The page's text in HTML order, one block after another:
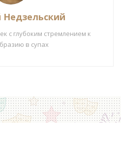
Недзельский
с глубоким стремлением к
в супах